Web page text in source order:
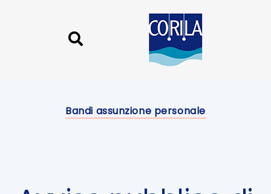
Bandi assunzione personale